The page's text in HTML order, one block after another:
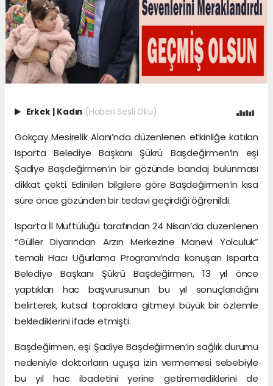
Erkek | Kadın (Haberi Sesli Oku)
Gökçay Mesirelik Alanı’nda düzenlenen etkinliğe katılan
Isparta Belediye Başkanı Şükrü Başdeğirmen’in eşi
Şadiye Başdeğirmen’in bir gözünde bandaj bulunması
dikkat çekti. Edinilen bilgilere göre Başdeğirmen’in kısa
süre önce gözünden bir tedavi geçirdiği öğrenildi.
Isparta İl Müftülüğü tarafından 24 Nisan’da düzenlenen
“Güller Diyarından Arzın Merkezine Manevi Yolculuk”
temalı Hacı Uğurlama Programı’nda konuşan Isparta
Belediye Başkanı Şükrü Başdeğirmen, 13 yıl önce
yaptıkları hac başvurusunun bu yıl sonuçlandığını
belirterek, kutsal topraklara gitmeyi büyük bir özlemle
beklediklerini ifade etmişti.
Başdeğirmen, eşi Şadiye Başdeğirmen’in sağlık durumu
nedeniyle doktorların uçuşa izin vermemesi sebebiyle
bu yıl hac ibadetini yerine getiremediklerini de